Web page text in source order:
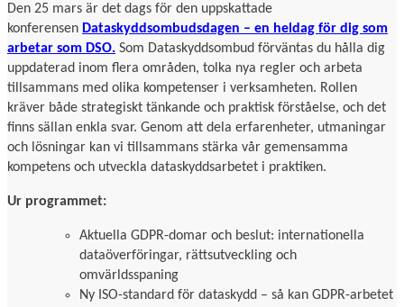
Den 25 mars är det dags för den uppskattade
konferensen Dataskyddsombudsdagen – en heldag för dig som
arbetar som DSO. Som Dataskyddsombud förväntas du hålla dig
uppdaterad inom flera områden, tolka nya regler och arbeta
tillsammans med olika kompetenser i verksamheten. Rollen
kräver både strategiskt tänkande och praktisk förståelse, och det
finns sällan enkla svar. Genom att dela erfarenheter, utmaningar
och lösningar kan vi tillsammans stärka vår gemensamma
kompetens och utveckla dataskyddsarbetet i praktiken.
Ur programmet:
Aktuella GDPR-domar och beslut: internationella
dataöverföringar, rättsutveckling och
omvärldsspaning
Ny ISO-standard för dataskydd – så kan GDPR-arbetet